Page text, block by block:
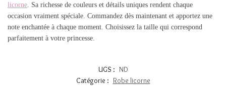
licorne . Sa richesse de couleurs et détails uniques rendent chaque
occasion vraiment spéciale. Commandez dès maintenant et apportez une
note enchantée à chaque moment. Choisissez la taille qui correspond
parfaitement à votre princesse.
UGS : ND
Catégorie : Robe licorne